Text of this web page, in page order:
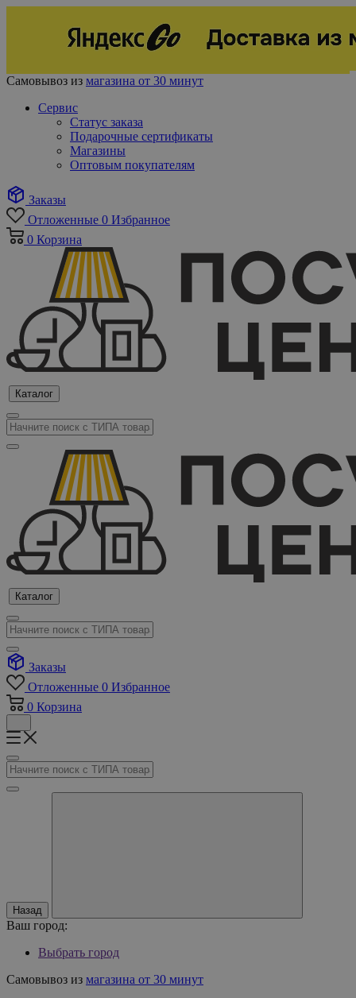
Самовывоз из магазина от 30 минут
Сервис
Статус заказа
Подарочные сертификаты
Магазины
Оптовым покупателям
Заказы
Отложенные 0 Избранное
0 Корзина
Каталог
Каталог
Заказы
Отложенные 0 Избранное
0 Корзина
Назад
Ваш город:
Выбрать город
Самовывоз из магазина от 30 минут